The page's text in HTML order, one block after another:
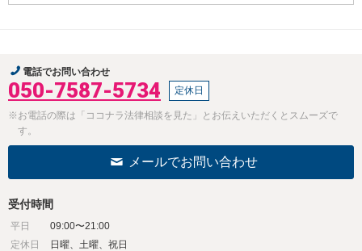
電話でお問い合わせ
050-7587-5734 定休日
※お電話の際は「ココナラ法律相談を見た」とお伝えいただくとスムーズで
す。
メールでお問い合わせ
受付時間
平日
09:00〜21:00
定休日
日曜、土曜、祝日